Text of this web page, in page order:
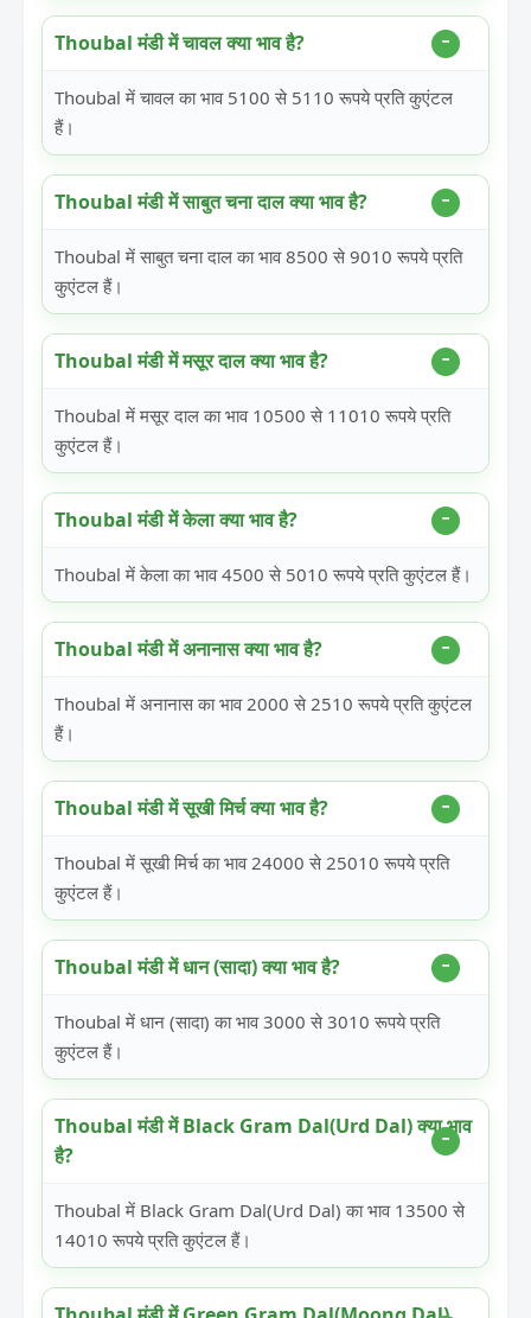
Thoubal मंडी में चावल क्या भाव है?
Thoubal में चावल का भाव 5100 से 5110 रूपये प्रति कुएंटल
हैं।
Thoubal मंडी में साबुत चना दाल क्या भाव है?
Thoubal में साबुत चना दाल का भाव 8500 से 9010 रूपये प्रति
कुएंटल हैं।
Thoubal मंडी में मसूर दाल क्या भाव है?
Thoubal में मसूर दाल का भाव 10500 से 11010 रूपये प्रति
कुएंटल हैं।
Thoubal मंडी में केला क्या भाव है?
Thoubal में केला का भाव 4500 से 5010 रूपये प्रति कुएंटल हैं।
Thoubal मंडी में अनानास क्या भाव है?
Thoubal में अनानास का भाव 2000 से 2510 रूपये प्रति कुएंटल
हैं।
Thoubal मंडी में सूखी मिर्च क्या भाव है?
Thoubal में सूखी मिर्च का भाव 24000 से 25010 रूपये प्रति
कुएंटल हैं।
Thoubal मंडी में धान (सादा) क्या भाव है?
Thoubal में धान (सादा) का भाव 3000 से 3010 रूपये प्रति
कुएंटल हैं।
Thoubal मंडी में Black Gram Dal(Urd Dal) क्या भाव
है?
Thoubal में Black Gram Dal(Urd Dal) का भाव 13500 से
14010 रूपये प्रति कुएंटल हैं।